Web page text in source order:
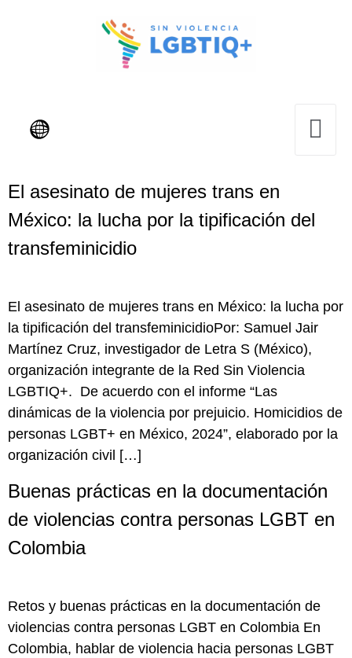
El asesinato de mujeres trans en
México: la lucha por la tipificación del
transfeminicidio
El asesinato de mujeres trans en México: la lucha por
la tipificación del transfeminicidioPor: Samuel Jair
Martínez Cruz, investigador de Letra S (México),
organización integrante de la Red Sin Violencia
LGBTIQ+. De acuerdo con el informe “Las
dinámicas de la violencia por prejuicio. Homicidios de
personas LGBT+ en México, 2024”, elaborado por la
organización civil […]
Buenas prácticas en la documentación
de violencias contra personas LGBT en
Colombia
Retos y buenas prácticas en la documentación de
violencias contra personas LGBT en Colombia En
Colombia, hablar de violencia hacia personas LGBT